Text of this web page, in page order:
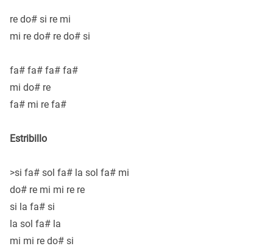
re do# si re mi
mi re do# re do# si
fa# fa# fa# fa#
mi do# re
fa# mi re fa#
Estribillo
>si fa# sol fa# la sol fa# mi
do# re mi mi re re
si la fa# si
la sol fa# la
mi mi re do# si